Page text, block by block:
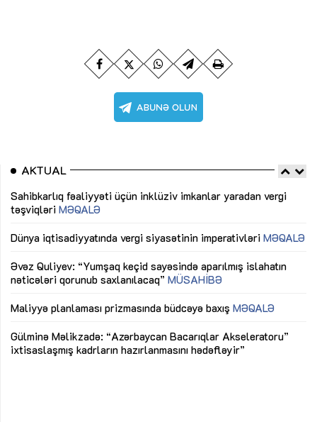
AKTUAL
Sahibkarlıq fəaliyyəti üçün inklüziv imkanlar yaradan vergi
təşviqləri MƏQALƏ
Dünya iqtisadiyyatında vergi siyasətinin imperativləri MƏQALƏ
Əvəz Quliyev: “Yumşaq keçid sayəsində aparılmış islahatın
nəticələri qorunub saxlanılacaq” MÜSAHİBƏ
Maliyyə planlaması prizmasında büdcəyə baxış MƏQALƏ
Gülminə Məlikzadə: “Azərbaycan Bacarıqlar Akseleratoru”
ixtisaslaşmış kadrların hazırlanmasını hədəfləyir”